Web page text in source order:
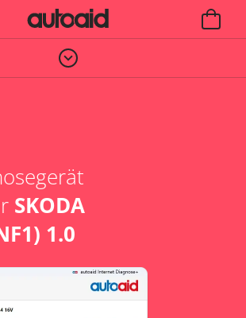
SKODA
1.0